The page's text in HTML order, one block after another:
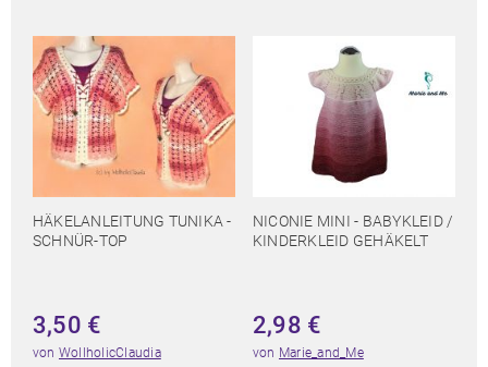
HÄKELANLEITUNG TUNIKA -
SCHNÜR-TOP
3,50 €
von WollholicClaudia
NICONIE MINI - BABYKLEID /
KINDERKLEID GEHÄKELT
2,98 €
von Marie_and_Me